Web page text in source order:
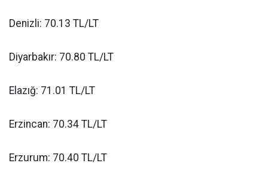
Denizli: 70.13 TL/LT
Diyarbakır: 70.80 TL/LT
Elazığ: 71.01 TL/LT
Erzincan: 70.34 TL/LT
Erzurum: 70.40 TL/LT